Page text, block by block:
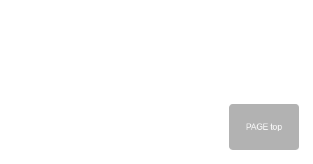
PAGE top